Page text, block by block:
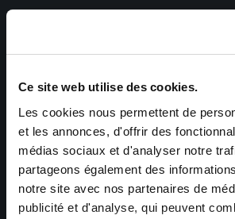
Ce site web utilise des cookies.
Les cookies nous permettent de
et les annonces, d'offrir des
médias sociaux et d'analyser notre
partageons également des
notre site avec nos partenaires de
publicité et d'analyse, qui peuvent